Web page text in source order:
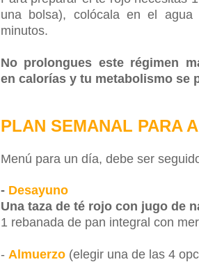
una bolsa), colócala en el
minutos.
No prolongues este régimen
en calorías y tu metabolismo se
PLAN SEMANAL PARA
Menú para un día, debe ser
- Desayuno
Una taza de té rojo con jugo de
1 rebanada de pan integral con
- Almuerzo (elegir una de las 4